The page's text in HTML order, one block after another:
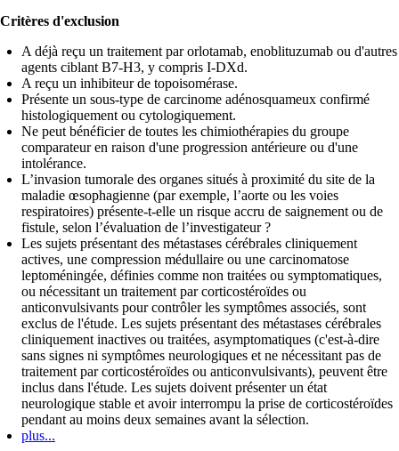
Critères d'exclusion
A déjà reçu un traitement par orlotamab, enoblituzumab ou d'autres
agents ciblant B7-H3, y compris I-DXd.
A reçu un inhibiteur de topoisomérase.
Présente un sous-type de carcinome adénosquameux confirmé
histologiquement ou cytologiquement.
Ne peut bénéficier de toutes les chimiothérapies du groupe
comparateur en raison d'une progression antérieure ou d'une
intolérance.
L’invasion tumorale des organes situés à proximité du site de la
maladie œsophagienne (par exemple, l’aorte ou les voies
respiratoires) présente-t-elle un risque accru de saignement ou de
fistule, selon l’évaluation de l’investigateur ?
Les sujets présentant des métastases cérébrales cliniquement
actives, une compression médullaire ou une carcinomatose
leptoméningée, définies comme non traitées ou symptomatiques,
ou nécessitant un traitement par corticostéroïdes ou
anticonvulsivants pour contrôler les symptômes associés, sont
exclus de l'étude. Les sujets présentant des métastases cérébrales
cliniquement inactives ou traitées, asymptomatiques (c'est-à-dire
sans signes ni symptômes neurologiques et ne nécessitant pas de
traitement par corticostéroïdes ou anticonvulsivants), peuvent être
inclus dans l'étude. Les sujets doivent présenter un état
neurologique stable et avoir interrompu la prise de corticostéroïdes
pendant au moins deux semaines avant la sélection.
plus...